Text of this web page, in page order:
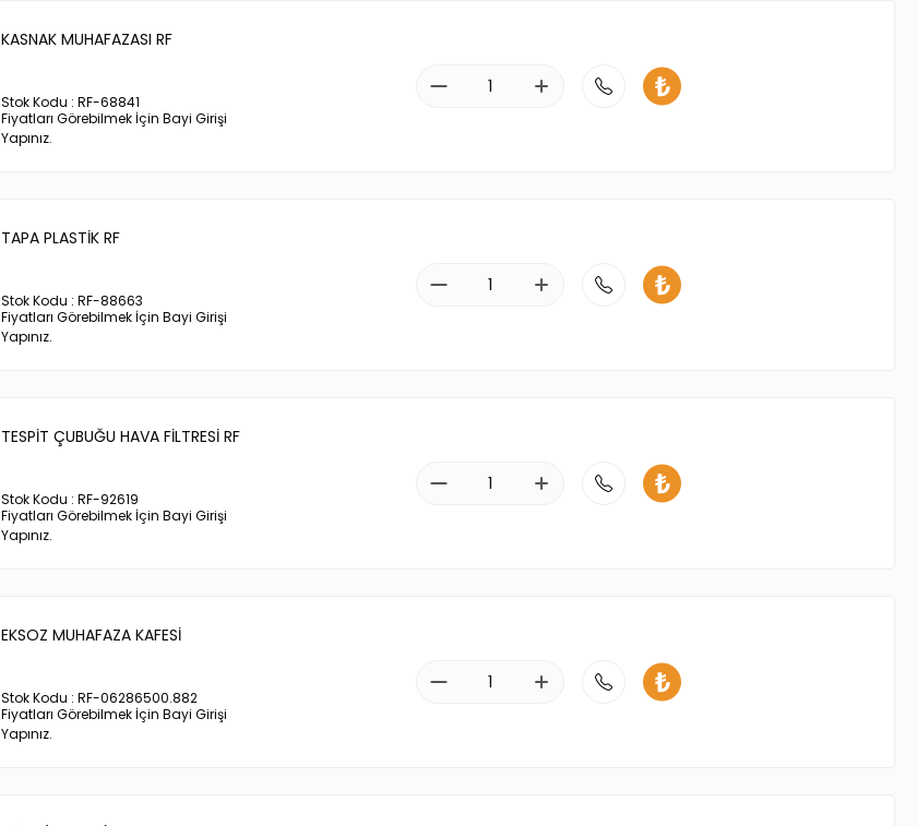
KASNAK MUHAFAZASI RF
Stok Kodu : RF-68841
Fiyatları Görebilmek İçin Bayi Girişi
Yapınız.
TAPA PLASTİK RF
Stok Kodu : RF-88663
Fiyatları Görebilmek İçin Bayi Girişi
Yapınız.
TESPİT ÇUBUĞU HAVA FİLTRESİ RF
Stok Kodu : RF-92619
Fiyatları Görebilmek İçin Bayi Girişi
Yapınız.
EKSOZ MUHAFAZA KAFESİ
Stok Kodu : RF-06286500.882
Fiyatları Görebilmek İçin Bayi Girişi
Yapınız.